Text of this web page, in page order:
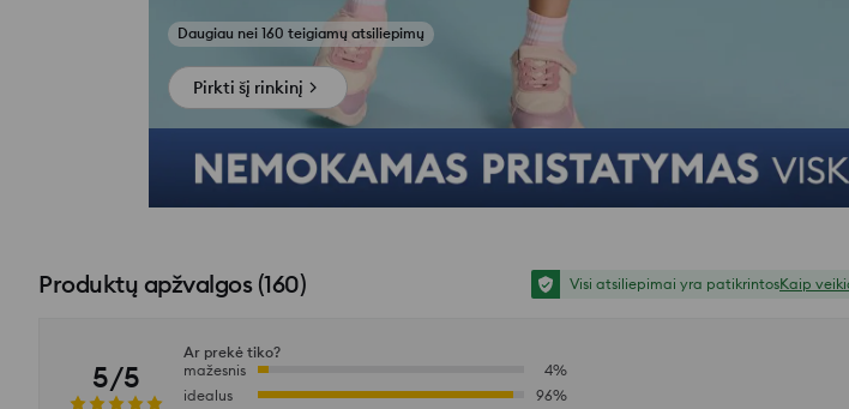
Žiūrėti atsiliepimų nuotraukas
Pirkti šį rinkinį
Produktų apžvalgos(160) Visi atsiliepimai yra patikrintosKaip
5/5
Ar prekė tiko?
mažesnis
4%
idealus
96%